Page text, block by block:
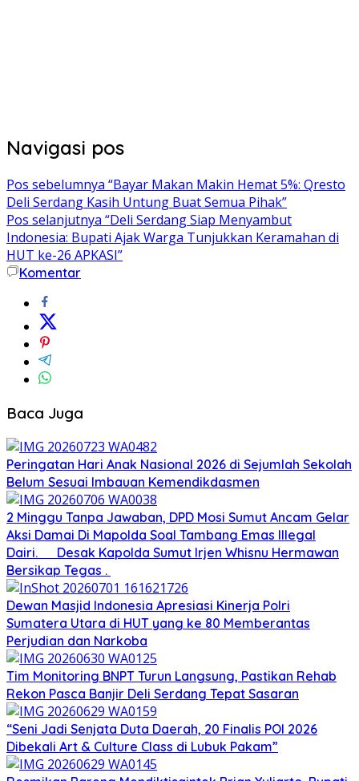
Navigasi pos
Pos sebelumnya “Bayar Makan Makin Hemat 5%: Qresto
Deli Serdang Kasih Untung Buat Semua Pihak”
Pos selanjutnya “Deli Serdang Siap Menyambut
Indonesia: Bupati Ajak Warga Tunjukkan Keramahan di
HUT ke-26 APKASI”
Komentar
Baca Juga
Peringatan Hari Anak Nasional 2026 di Sejumlah Sekolah
Belum Sesuai Imbauan Kemendikdasmen
2 Minggu Tanpa Jawaban, DPD Mosi Sumut Ancam Gelar
Aksi Damai Di Mapolda Soal Tambang Emas Illegal
Dairi. Desak Kapolda Sumut Irjen Whisnu Hermawan
Bersikap Tegas .
Dewan Masjid Indonesia Apresiasi Kinerja Polri
Sumatera Utara di HUT yang ke 80 Memberantas
Perjudian dan Narkoba
Tim Monitoring BNPT Turun Langsung, Pastikan Rehab
Rekon Pasca Banjir Deli Serdang Tepat Sasaran
“Seni Jadi Senjata Duta Daerah, 20 Finalis POI 2026
Dibekali Art & Culture Class di Lubuk Pakam”